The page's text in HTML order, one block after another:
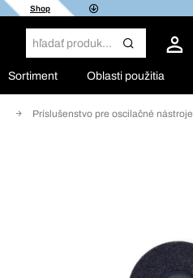
Shop
Sortiment Oblasti použitia
Príslušenstvo pre oscilačné nástroje